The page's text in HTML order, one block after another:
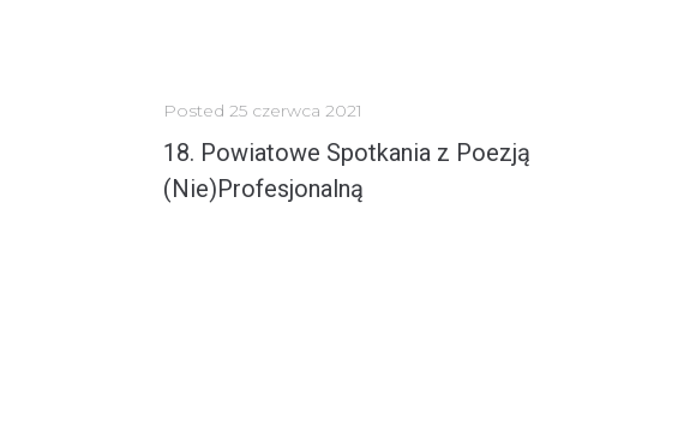
Posted 25 czerwca 2021
18. Powiatowe Spotkania z Poezją
(Nie)Profesjonalną